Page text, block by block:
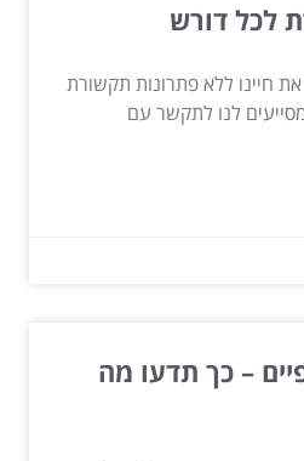
לכל דורש
את חיינו ללא פתרונות תקשורת
לנו לתקשר עם
– כך תדעו מה